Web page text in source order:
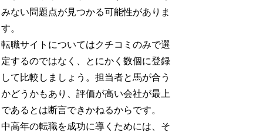
みない問題点が見つかる可能性がありま
す。
転職サイトについてはクチコミのみで選
定するのではなく、とにかく数個に登録
して比較しましょう。担当者と馬が合う
かどうかもあり、評価が高い会社が最上
であるとは断言できかねるからです。
中高年の転職を成功に導くためには、そ